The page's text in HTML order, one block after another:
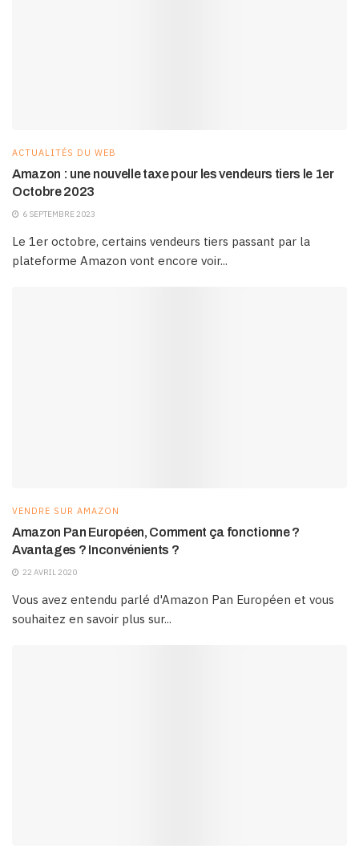
ACTUALITÉS DU WEB
Amazon : une nouvelle taxe pour les vendeurs tiers le 1er
Octobre 2023
6 SEPTEMBRE 2023
Le 1er octobre, certains vendeurs tiers passant par la
plateforme Amazon vont encore voir...
VENDRE SUR AMAZON
Amazon Pan Européen, Comment ça fonctionne ?
Avantages ? Inconvénients ?
22 AVRIL 2020
Vous avez entendu parlé d'Amazon Pan Européen et vous
souhaitez en savoir plus sur...